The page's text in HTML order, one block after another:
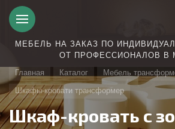
МЕБЕЛЬ НА ЗАКАЗ ПО
ОТ ПРОФЕССИОНАЛОВ В
Главная
Каталог
Мебель
Шкафы-кровати трансформер
Шкаф-кровать с